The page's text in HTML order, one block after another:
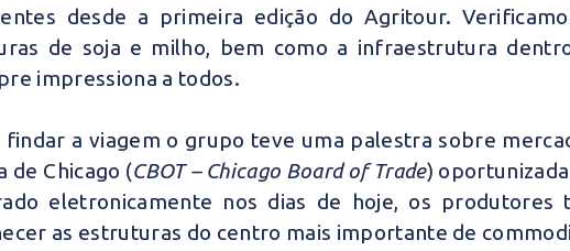
desde a primeira edição do Agritour.
de soja e milho, bem como a infraestrutura
impressiona a todos.
findar a viagem o grupo teve uma palestra sobre
de Chicago (CBOT – Chicago Board of Trade)
eletronicamente nos dias de hoje, os produtores
as estruturas do centro mais importante de